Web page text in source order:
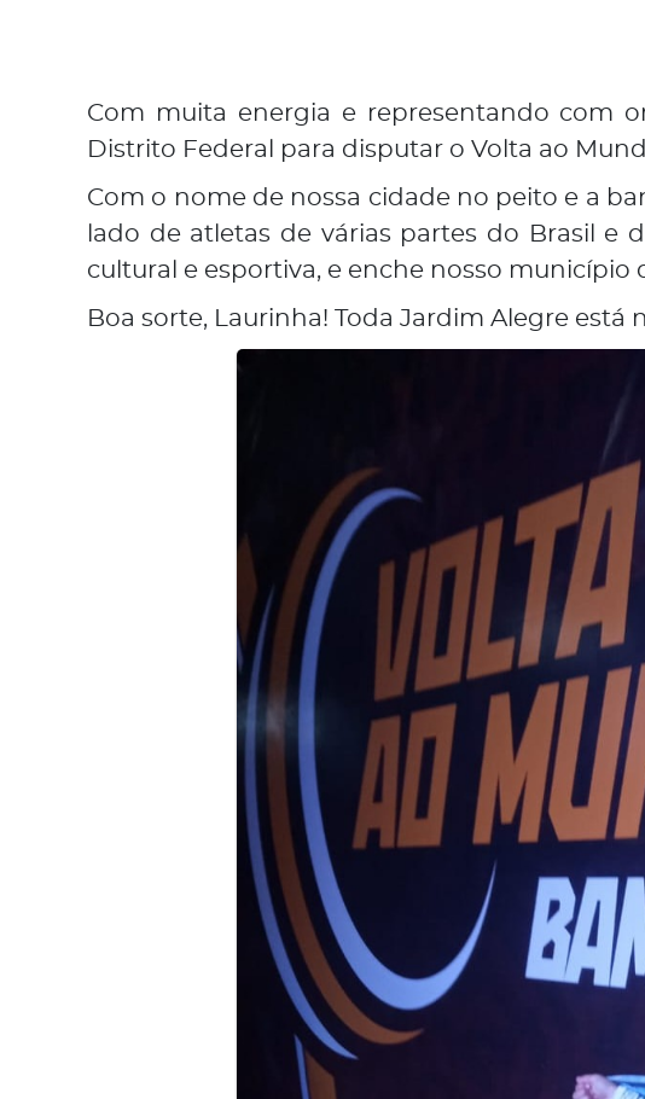
Com muita energia e representando com
Distrito Federal para disputar o Volta ao
Com o nome de nossa cidade no peito e a
lado de atletas de várias partes do Brasil e
cultural e esportiva, e enche nosso município
Boa sorte, Laurinha! Toda Jardim Alegre está